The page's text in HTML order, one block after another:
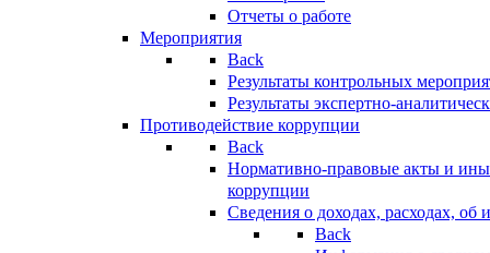
Отчеты о работе
Мероприятия
Back
Результаты контрольных
Результаты экспертно-
Противодействие коррупции
Back
Нормативно-правовые акты и
коррупции
Сведения о доходах, расходах, об
Back